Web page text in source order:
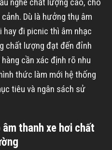
Dù là hưởng thụ âm
đi picnic thì âm nhạc
chất lượng đạt đến đỉnh
cần xác định rõ nhu
thức làm mới hệ thống
tiêu và ngân sách sử
thanh xe hơi chất